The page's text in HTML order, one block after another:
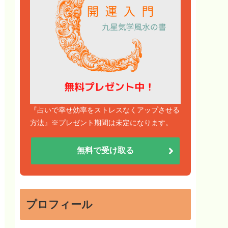
『占いで幸せ効率をストレスなくアップさせる
方法』※プレゼント期間は未定になります。
無料で受け取る
プロフィール